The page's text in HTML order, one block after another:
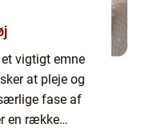
vigtigt emne
at pleje og
fase af
en række